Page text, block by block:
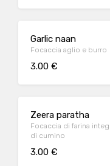
Garlic naan
Focaccia aglio e burro
3.00 €
Zeera paratha
Focaccia di farina
di cumino
3.00 €